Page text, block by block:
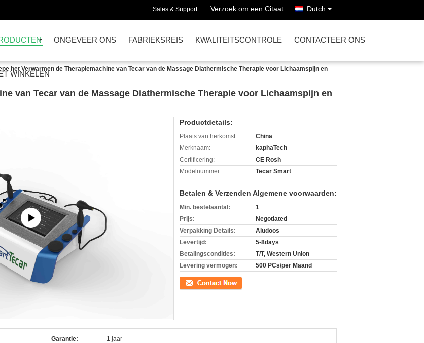
Sales & Support: Verzoek om een Citaat Dutch
ONGEVEER ONS FABRIEKSREIS KWALITEITSCONTROLE CONTACTEER ONS
WINKELEN
het Verwarmen de Therapiemachine van Tecar van de Massage Diathermische Therapie voor Lichaamspijn en
van Tecar van de Massage Diathermische Therapie voor Lichaamspijn en
Productdetails:
Plaats van herkomst:
China
Merknaam:
kaphaTech
Certificering:
CE Rosh
Modelnummer:
Tecar Smart
Betalen & Verzenden Algemene voorwaarden:
Min. bestelaantal:
1
Prijs:
Negotiated
Verpakking Details:
Aludoos
Levertijd:
5-8days
Betalingscondities:
T/T, Western Union
Levering vermogen:
500 PCs/per Maand
Contact
Garantie: 1 jaar